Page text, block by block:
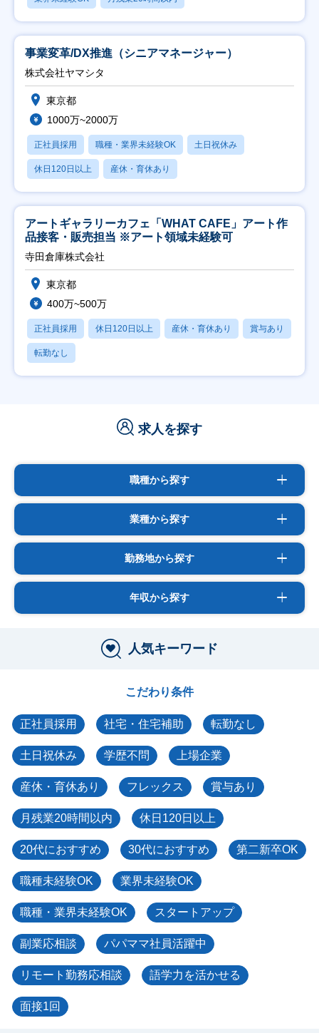
事業変革/DX推進（シニアマネージャー）
株式会社ヤマシタ
東京都
1000万~2000万
正社員採用 職種・業界未経験OK 土日祝休み
休日120日以上 産休・育休あり
アートギャラリーカフェ「WHAT CAFE」アート作
品接客・販売担当 ※アート領域未経験可
寺田倉庫株式会社
東京都
400万~500万
正社員採用 休日120日以上 産休・育休あり 賞与あり
転勤なし
求人を探す
職種から探す
業種から探す
勤務地から探す
年収から探す
人気キーワード
こだわり条件
正社員採用 社宅・住宅補助 転勤なし
土日祝休み 学歴不問 上場企業
産休・育休あり フレックス 賞与あり
月残業20時間以内 休日120日以上
20代におすすめ 30代におすすめ 第二新卒OK
職種未経験OK 業界未経験OK
職種・業界未経験OK スタートアップ
副業応相談 パパママ社員活躍中
リモート勤務応相談 語学力を活かせる
面接1回